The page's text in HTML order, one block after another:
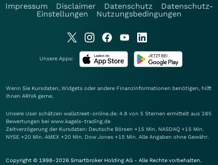
Impressum
Disclaimer Datenschutz
Datenschutz-
Einstellungen
Nutzungsbedingungen
Unsere Apps:
Wenn Sie Kursdaten, Widgets oder andere Finanzinformationen benötigen, hilft
Ihnen ARIVA gerne.
Unsere User schätzen wallstreet-online.de: 4.8 von 5 Sternen ermittelt aus 285
Bewertungen bei www.kagels-trading.de
Zeitverzögerung der Kursdaten: Deutsche Börsen +15 Min. NASDAQ +15 Min.
NYSE +20 Min. AMEX +20 Min. Dow Jones +15 Min. Alle Angaben ohne Gewähr.
Copyright © 1998-2026 Smartbroker Holding AG - Alle Rechte vorbehalten.